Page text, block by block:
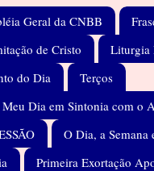
Geral da CNBB
de Cristo
Liturgia
do Dia
Terços
Meu Dia em Sintonia com o
O Dia, a
Primeira Exortação